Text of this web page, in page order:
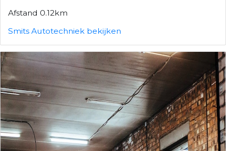
Afstand 0.12km
Smits Autotechniek bekijken